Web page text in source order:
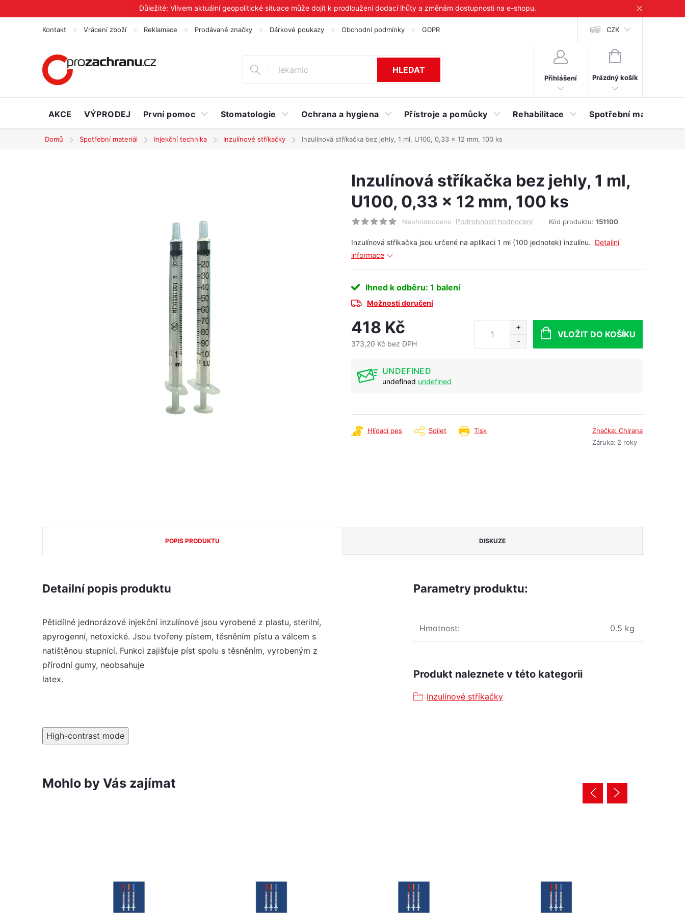
Důležité: Vlivem aktuální geopolitické situace může dojít k prodloužení dodací lhůty a změnám dostupnosti na e-shopu.
Kontakt Vrácení zboží Reklamace Prodávané značky Dárkové poukazy Obchodní podmínky GDPR CZK
HLEDAT
Přihlášení
NÁKUPNÍ
Prázdný košík
AKCE VÝPRODEJ První pomoc Stomatologie Ochrana a hygiena Přístroje a pomůcky Rehabilitace Spotřební materiál
Domů Spotřební materiál Injekční technika Inzulínové stříkačky Inzulínová stříkačka bez jehly, 1 ml, U100, 0,33 x 12 mm, 100 ks
Inzulínová stříkačka bez jehly, 1 ml,
U100, 0,33 x 12 mm, 100 ks
Neohodnoceno Podrobnosti hodnocení Kód produktu: 151100
Inzulínová stříkačka jsou určené na aplikaci 1 ml (100 jednotek) inzulínu. Detailní
informace
Ihned k odběru: 1 balení
Možnosti doručení
418 Kč
373,20 Kč bez DPH
VLOŽIT DO KOŠÍKU
UNDEFINED
undefined undefined
Tisk
Hlídací pes Sdílet Značka: Chirana
Záruka: 2 roky
POPIS PRODUKTU DISKUZE
Detailní popis produktu
Pětidílné jednorázové injekční inzulínové jsou vyrobené z plastu, sterilní,
apyrogenní, netoxické. Jsou tvořeny pístem, těsněním pístu a válcem s
natištěnou stupnicí. Funkci zajišťuje píst spolu s těsněním, vyrobeným z
přírodní gumy, neobsahuje
latex.
Parametry produktu:
Hmotnost: 0.5 kg
Produkt naleznete v této kategorii
Inzulínové stříkačky
High-contrast mode
Mohlo by Vás zajímat